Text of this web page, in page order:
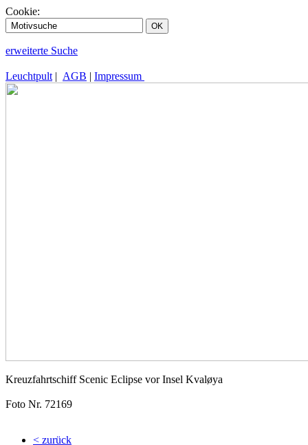
Cookie:
erweiterte Suche
Leuchtpult | AGB | Impressum
Kreuzfahrtschiff Scenic Eclipse vor Insel Kvaløya
Foto Nr. 72169
< zurück